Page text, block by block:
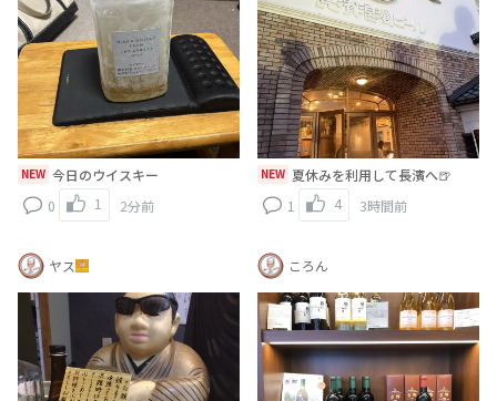
NEW 今日のウイスキー
0
1 2分前
NEW 夏休みを利用して長濱へ🍺
1
4 3時間前
ヤス ころん